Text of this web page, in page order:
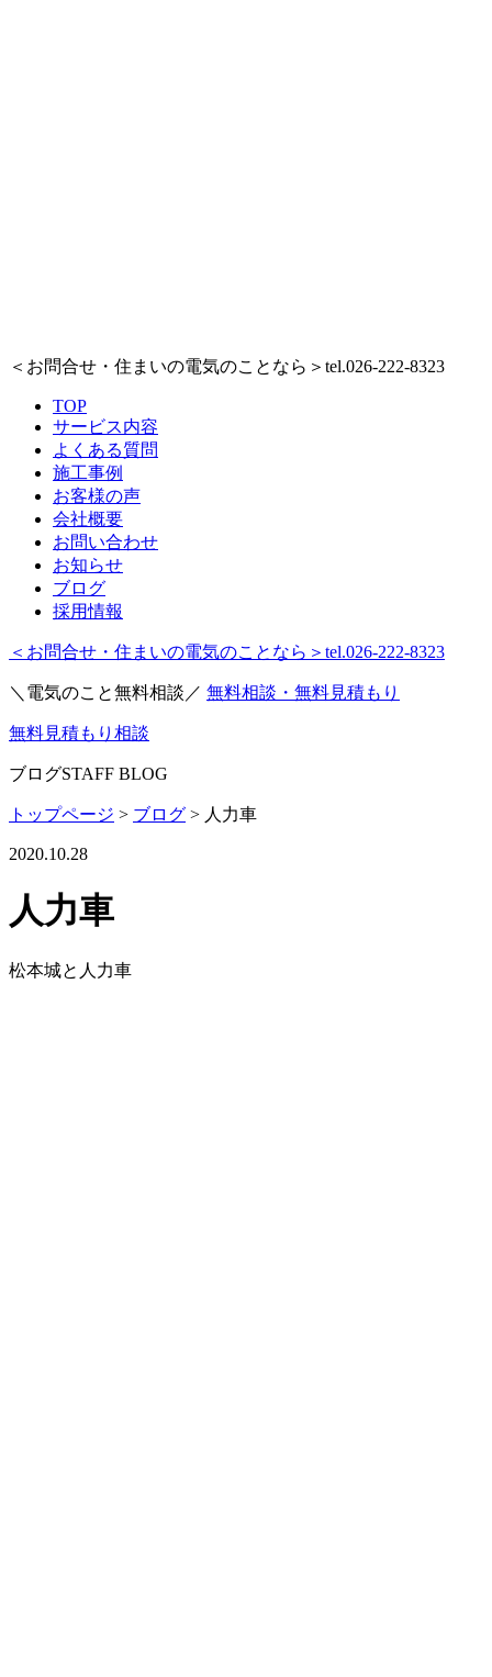
＜お問合せ・住まいの電気のことなら＞ tel.026-222-8323
TOP
サービス内容
よくある質問
施工事例
お客様の声
会社概要
お問い合わせ
お知らせ
ブログ
採用情報
＜お問合せ・住まいの電気のことなら＞ tel.026-222-8323
＼電気のこと無料相談／ 無料相談・無料見積もり
無料見積もり相談
ブログSTAFF BLOG
トップページ > ブログ > 人力車
2020.10.28
人力車
松本城と人力車